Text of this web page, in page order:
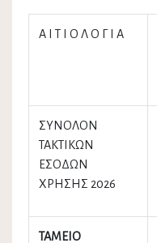
Α Ι Τ Ι Ο Λ Ο Γ Ι Α
ΣΥΝΟΛΟΝ
ΤΑΚΤΙΚΩΝ
ΕΣΟΔΩΝ
ΧΡΗΣΗΣ 2026
ΤΑΜΕΙΟ